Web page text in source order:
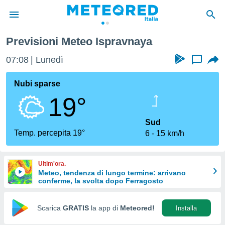
di
per
le
di
Web
Previsioni Meteo Ispravnaya
07:08 Lunedì ...
Nubi sparse
19°
Temp. percepita 19°
Sud
6
15 km/h
Ultim'ora.
Meteo, tendenza di lungo termine: arrivano
conferme, la svolta dopo Ferragosto
Scarica GRATIS la app di Meteored! Installa